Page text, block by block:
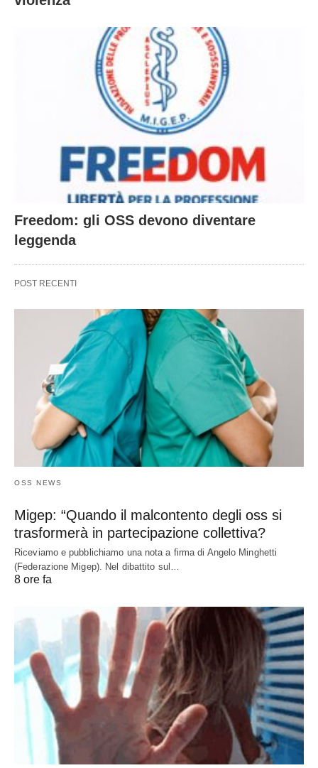
Freedom: gli OSS devono diventare
leggenda
POST RECENTI
OSS NEWS
Migep: “Quando il malcontento degli oss si
trasformerà in partecipazione collettiva?
Riceviamo e pubblichiamo una nota a firma di Angelo Minghetti
(Federazione Migep). Nel dibattito sul…
8 ore fa